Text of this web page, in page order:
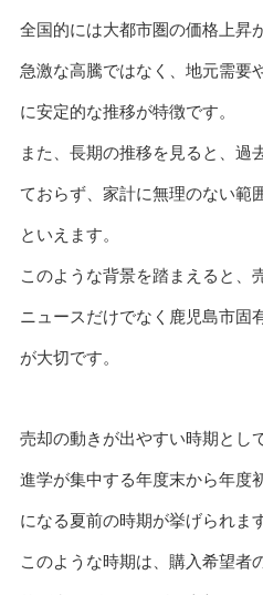
全国的には大都市圏の価格上昇
急激な高騰ではなく、地元需要
に安定的な推移が特徴です。
また、長期の推移を見ると、過
ておらず、家計に無理のない範
といえます。
このような背景を踏まえると、
ニュースだけでなく鹿児島市固
が大切です。
売却の動きが出やすい時期とし
進学が集中する年度末から年度
になる夏前の時期が挙げられます
このような時期は、購入希望者